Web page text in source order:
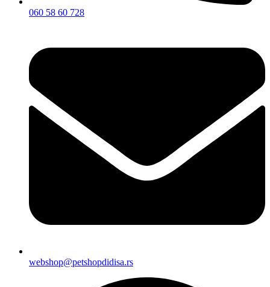
060 58 60 728
webshop@petshopdidisa.rs